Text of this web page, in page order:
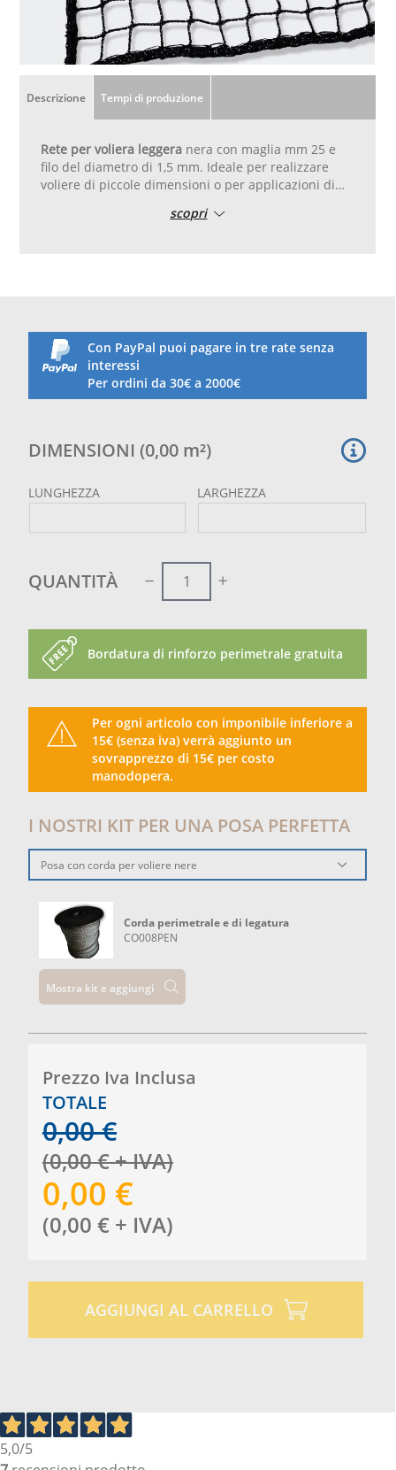
Descrizione Tempi di produzione
Rete per voliera leggera nera con maglia mm 25 e
filo del diametro di 1,5 mm. Ideale per realizzare
voliere di piccole dimensioni o per applicazioni di
diametro 8 mm su tutto il perimetro. Uso consigliato
Tale giuntura non pregiudica la tenuta della rete
anzi la rinforza su tutta la diagonale
Non indicata per i pappagalli
scopri
Con PayPal puoi pagare in tre rate senza
interessi
Per ordini da 30€ a 2000€
DIMENSIONI (0,00 m²)
LUNGHEZZA LARGHEZZA
QUANTITÀ
Bordatura di rinforzo perimetrale gratuita
Per ogni articolo con imponibile inferiore a
15€ (senza iva) verrà aggiunto un
sovrapprezzo di 15€ per costo
manodopera.
I NOSTRI KIT PER UNA POSA PERFETTA
Posa con corda per voliere nere
Corda perimetrale e di legatura
CO008PEN
Mostra kit e aggiungi
Prezzo Iva Inclusa
TOTALE
0,00 €
(0,00€+ IVA)
0,00 €
(0,00 € + IVA)
AGGIUNGI AL CARRELLO
5,0/5